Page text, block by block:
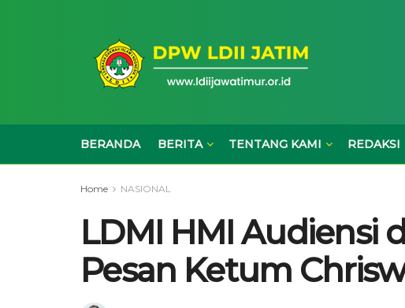
BERANDA BERITA TENTANG KAMI REDAKSI
Home NASIONAL
LDMI HMI Audiensi
Pesan Ketum